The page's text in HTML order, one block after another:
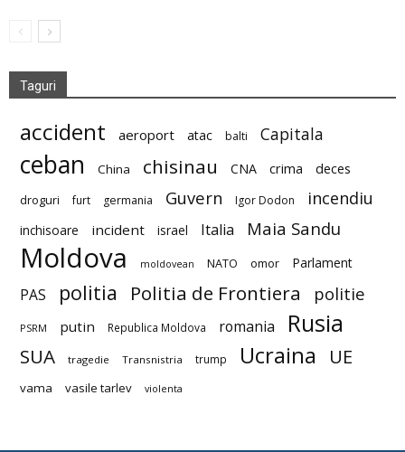
Taguri
accident aeroport atac balti Capitala
ceban China chisinau CNA crima deces
droguri furt germania Guvern Igor Dodon incendiu
inchisoare incident israel Italia Maia Sandu
Moldova moldovean NATO omor Parlament
PAS politia Politia de Frontiera politie
PSRM putin Republica Moldova romania Rusia
SUA tragedie Transnistria trump Ucraina UE
vama vasile tarlev violenta